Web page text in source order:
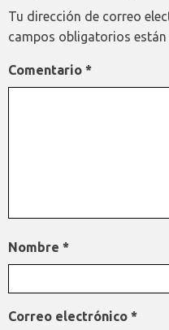
Tu dirección de correo
campos obligatorios
Comentario *
Nombre *
Correo electrónico *